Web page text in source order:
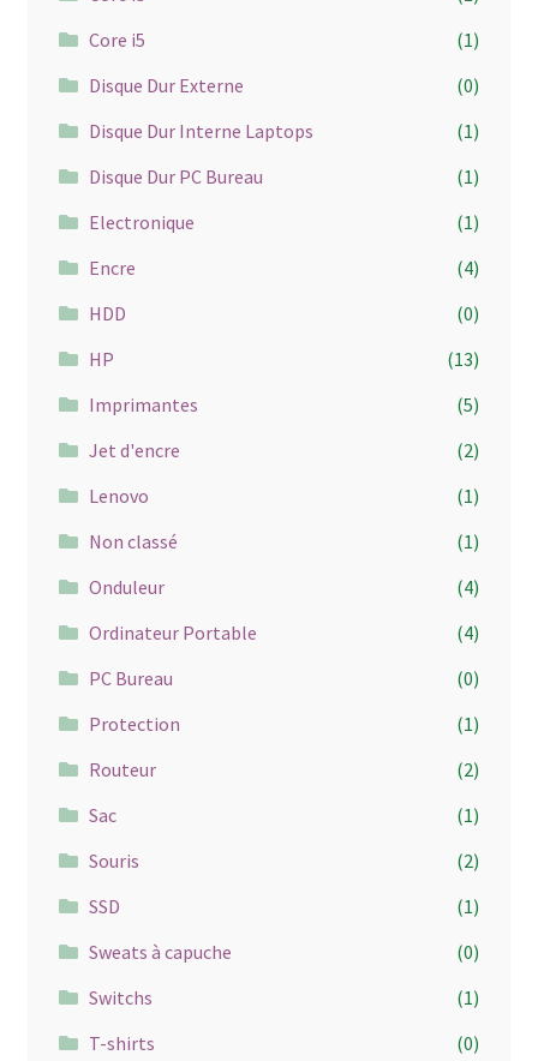
Core i5
(1)
Disque Dur Externe
(0)
Disque Dur Interne Laptops
(1)
Disque Dur PC Bureau
(1)
Electronique
(1)
Encre
(4)
HDD
(0)
HP
(13)
Imprimantes
(5)
Jet d'encre
(2)
Lenovo
(1)
Non classé
(1)
Onduleur
(4)
Ordinateur Portable
(4)
PC Bureau
(0)
Protection
(1)
Routeur
(2)
Sac
(1)
Souris
(2)
SSD
(1)
Sweats à capuche
(0)
Switchs
(1)
T-shirts
(0)